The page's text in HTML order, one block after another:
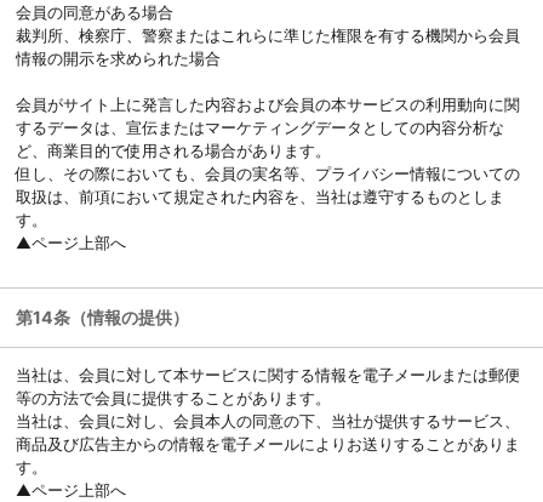
会員の同意がある場合
裁判所、検察庁、警察またはこれらに準じた権限を有する機関から会員
情報の開示を求められた場合
会員がサイト上に発言した内容および会員の本サービスの利用動向に関
するデータは、宣伝またはマーケティングデータとしての内容分析な
ど、商業目的で使用される場合があります。
但し、その際においても、会員の実名等、プライバシー情報についての
取扱は、前項において規定された内容を、当社は遵守するものとしま
す。
▲ページ上部へ
第14条（情報の提供）
当社は、会員に対して本サービスに関する情報を電子メールまたは郵便
等の方法で会員に提供することがあります。
当社は、会員に対し、会員本人の同意の下、当社が提供するサービス、
商品及び広告主からの情報を電子メールによりお送りすることがありま
す。
▲ページ上部へ